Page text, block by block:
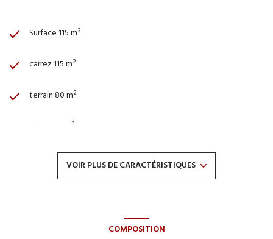
Surface 115 m²
carrez 115 m²
terrain 80 m²
séjour 40 m²
3 chambre(s)
VOIR PLUS DE CARACTÉRISTIQUES
COMPOSITION